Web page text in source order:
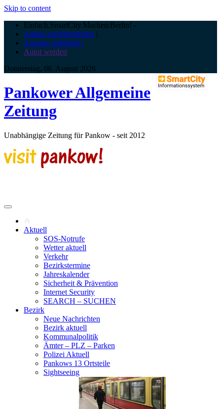
Skip to content
Einfach.SmartCity.Machen:Berlin! -
Artikel veröffentlichen |
Anzeige aufgeben |
Autor werden
Donnerstag, 06. August 2026
Pankower Allgemeine
Zeitung
Unabhängige Zeitung für Pankow - seit 2012
Aktuell
SOS-Notrufe
Wetter aktuell
Verkehr
Bezirkstermine
Jahreskalender
Sicherheit & Prävention
Internet Security
SEARCH – SUCHEN
Bezirk
Neue Nachrichten
Bezirk aktuell
Kommunalpolitik
Ämter – PLZ – Parken
Polizei Aktuell
Pankows 13 Ortsteile
Sightseeing